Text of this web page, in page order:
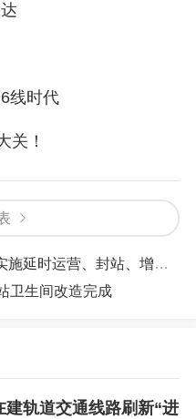
线时代
关！
运营、封站、增开定点加班车
卫生间改造完成
建轨道交通线路刷新“进